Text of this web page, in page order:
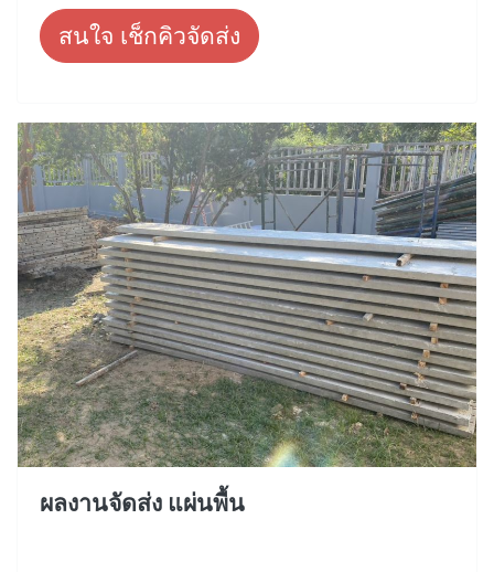
สนใจ เช็กคิวจัดส่ง
ผลงานจัดส่ง แผ่นพื้น